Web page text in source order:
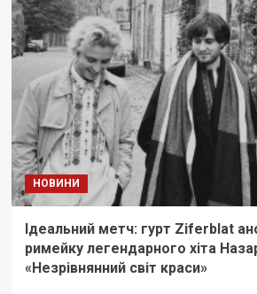
НОВИНИ
Ідеальний метч: гурт Ziferblat
римейку легендарного хіта
«Незрівнянний світ краси»